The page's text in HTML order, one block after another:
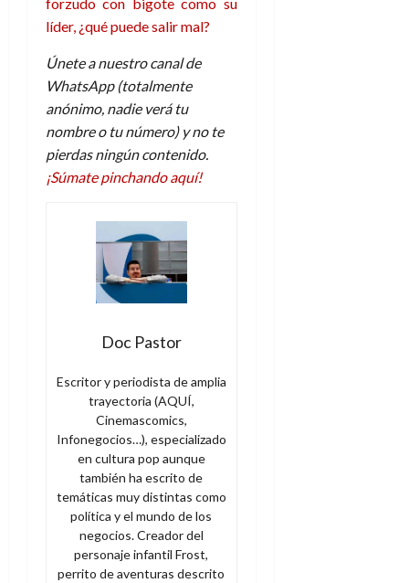
forzudo con bigote como su
líder, ¿qué puede salir mal?
Únete a nuestro canal de
WhatsApp (totalmente
anónimo, nadie verá tu
nombre o tu número) y no te
pierdas ningún contenido.
¡Súmate pinchando aquí!
Doc Pastor
Escritor y periodista de amplia
trayectoria (AQUÍ,
Cinemascomics,
Infonegocios…), especializado
en cultura pop aunque
también ha escrito de
temáticas muy distintas como
política y el mundo de los
negocios. Creador del
personaje infantil Frost,
perrito de aventuras descrito